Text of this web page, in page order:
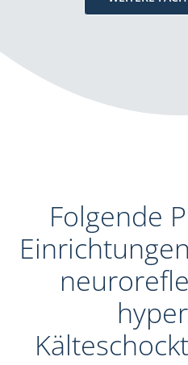
Folgende